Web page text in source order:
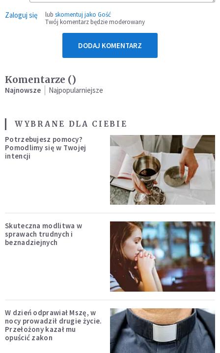
Zaloguj się lub skomentuj jako Gość
Twój komentarz będzie moderowany
DODAJ KOMENTARZ
Komentarze ()
Najnowsze Najpopularniejsze
WYBRANE DLA CIEBIE
Potrzebujesz pomocy?
Pomodlimy się w Twojej
intencji
Skuteczna modlitwa w
sprawach trudnych i
beznadziejnych
W dzień odprawiał Mszę, w
nocy prowadził drugie życie.
Przełożony kazał mu
opuścić zakon